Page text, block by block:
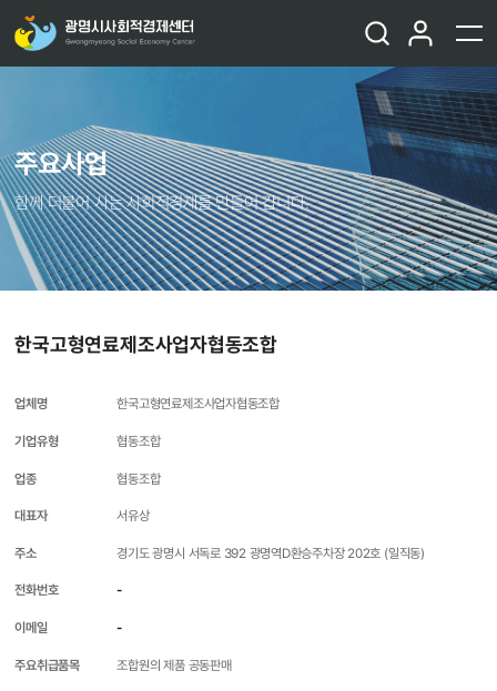
주요사업
함께 더불어 사는 사회적경제를 만들어 갑니다.
한국고형연료제조사업자협동조합
업체명 한국고형연료제조사업자협동조합
기업유형 협동조합
업종 협동조합
대표자 서유상
주소 경기도 광명시 서독로 392 광명역D환승주차장 202호 (일직동)
전화번호 -
이메일 -
주요취급품목 조합원의 제품 공동판매